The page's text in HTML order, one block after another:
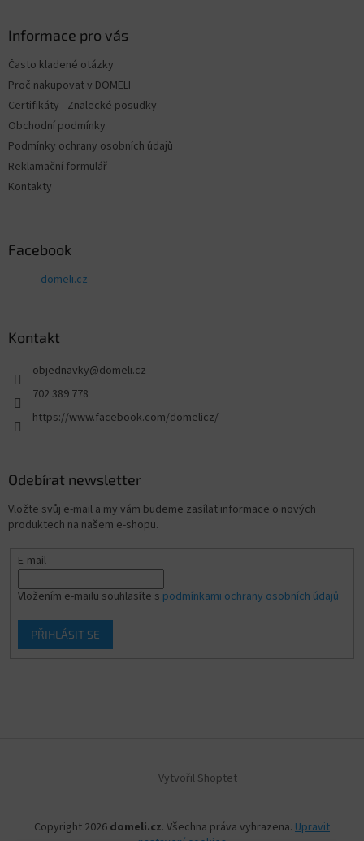
Informace pro vás
Často kladené otázky
Proč nakupovat v DOMELI
Certifikáty - Znalecké posudky
Obchodní podmínky
Podmínky ochrany osobních údajů
Reklamační formulář
Kontakty
Facebook
domeli.cz
Kontakt
objednavky@domeli.cz
702 389 778
https://www.facebook.com/domelicz/
Odebírat newsletter
Vložte svůj e-mail a my vám budeme zasílat informace o nových
produktech na našem e-shopu.
E-mail
Vložením e-mailu souhlasíte s podmínkami ochrany osobních údajů
PŘIHLÁSIT SE
Vytvořil Shoptet
Copyright 2026 domeli.cz. Všechna práva vyhrazena. Upravit